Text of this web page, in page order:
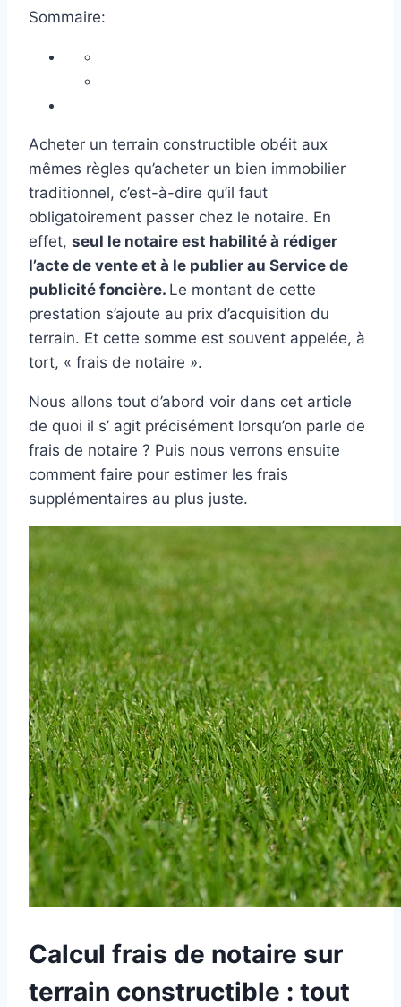
Sommaire:
Acheter un terrain constructible obéit aux
mêmes règles qu’acheter un bien immobilier
traditionnel, c’est-à-dire qu’il faut
obligatoirement passer chez le notaire. En
effet, seul le notaire est habilité à rédiger
l’acte de vente et à le publier au Service de
publicité foncière. Le montant de cette
prestation s’ajoute au prix d’acquisition du
terrain. Et cette somme est souvent appelée, à
tort, « frais de notaire ».
Nous allons tout d’abord voir dans cet article
de quoi il s’ agit précisément lorsqu’on parle de
frais de notaire ? Puis nous verrons ensuite
comment faire pour estimer les frais
supplémentaires au plus juste.
Calcul frais de notaire sur
terrain constructible : tout